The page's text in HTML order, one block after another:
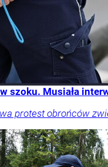
szoku. Musiała
protest obrońców